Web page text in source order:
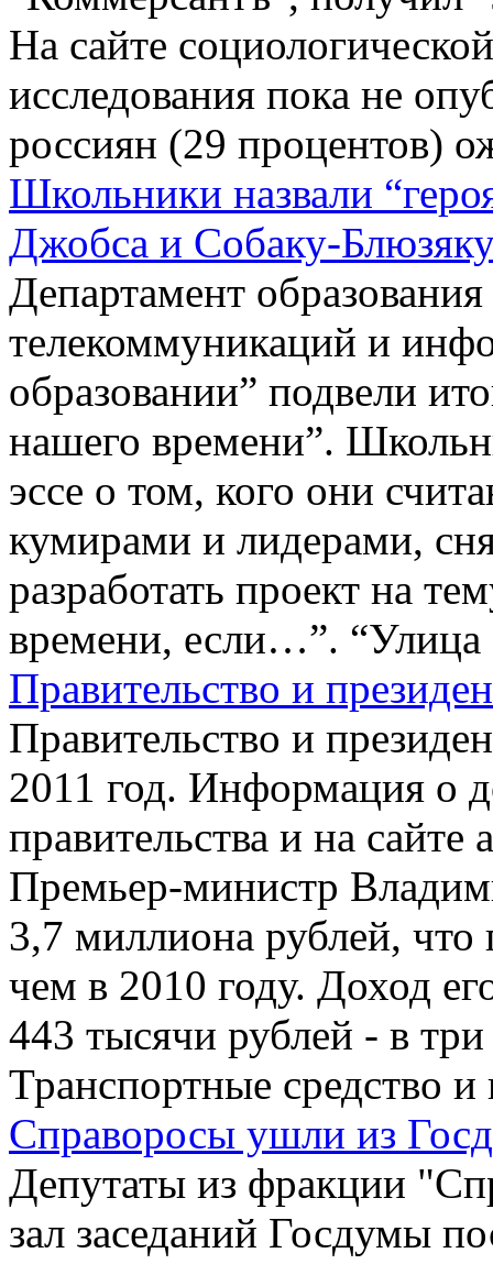
На сайте
исследования пока не
россиян (29 процентов)
Школьники назвали
Джобса и Собаку-
Департамент
телекоммуникаций и
образовании” подвели
нашего времени”.
эссе о том, кого они
кумирами и лидерами,
разработать проект на
времени, если…”. “Улица
Правительство и
Правительство и
2011 год. Информация о
правительства и на
Премьер-министр
3,7 миллиона рублей,
чем в 2010 году. Доход
443 тысячи рублей - в
Транспортные средство
Справоросы ушли из
Депутаты из фракции
зал заседаний Госдумы